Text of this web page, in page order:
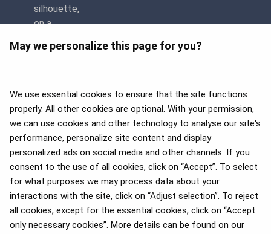
May we personalize this page for you?
We use essential cookies to ensure that the site functions
properly. All other cookies are optional. With your permission,
we can use cookies and other technology to analyse our site's
performance, personalize site content and display
personalized ads on social media and other channels. If you
consent to the use of all cookies, click on “Accept”. To select
for what purposes we may process data about your
interactions with the site, click on “Adjust selection”. To reject
all cookies, except for the essential cookies, click on “Accept
only necessary cookies”. More details can be found on our
APEX 2026 Five Star Major
Airline Award
Премія Flyers' Choice 2025